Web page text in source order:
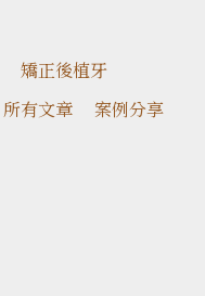
矯正後植牙
所有文章
案例分享